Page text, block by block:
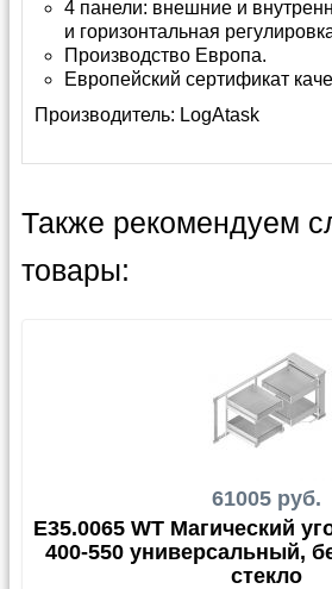
4 панели: внешние и
и горизонтальная
Производство Европа.
Европейский сертификат
Производитель: LogAtask
Также рекомендуем
товары:
61005 руб.
E35.0065 WT Магический
400-550 универсальный,
стекло